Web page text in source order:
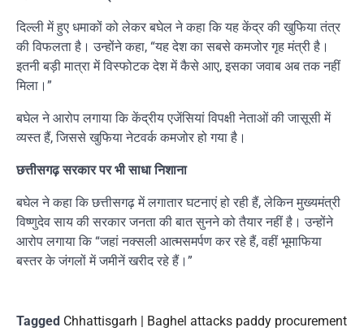
दिल्ली में हुए धमाकों को लेकर बघेल ने कहा कि यह केंद्र की खुफिया तंत्र
की विफलता है। उन्होंने कहा, “यह देश का सबसे कमजोर गृह मंत्री है।
इतनी बड़ी मात्रा में विस्फोटक देश में कैसे आए, इसका जवाब अब तक नहीं
मिला।”
बघेल ने आरोप लगाया कि केंद्रीय एजेंसियां विपक्षी नेताओं की जासूसी में
व्यस्त हैं, जिससे खुफिया नेटवर्क कमजोर हो गया है।
छत्तीसगढ़ सरकार पर भी साधा निशाना
बघेल ने कहा कि छत्तीसगढ़ में लगातार घटनाएं हो रही हैं, लेकिन मुख्यमंत्री
विष्णुदेव साय की सरकार जनता की बात सुनने को तैयार नहीं है। उन्होंने
आरोप लगाया कि “जहां नक्सली आत्मसमर्पण कर रहे हैं, वहीं भूमाफिया
बस्तर के जंगलों में जमीनें खरीद रहे हैं।”
Tagged Chhattisgarh | Baghel attacks paddy procurement